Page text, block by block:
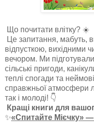
Що почитати влітку? ☀️
Це запитання, мабуть,
відпусткою, вихідними
вечором. Ми
сільські пригоди,
теплі спогади та
справжньої атмосфери
так і молоді! 👇
Кращі книги для
✨«Спитайте Мієчку»